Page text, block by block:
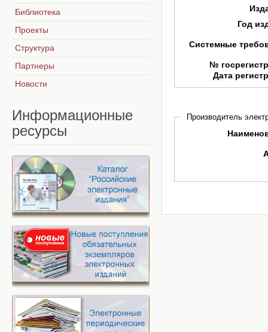
Год
Системные
№
Дата
Производитель
Библиотека
Проекты
Структура
Партнеры
Новости
Информационные
ресурсы